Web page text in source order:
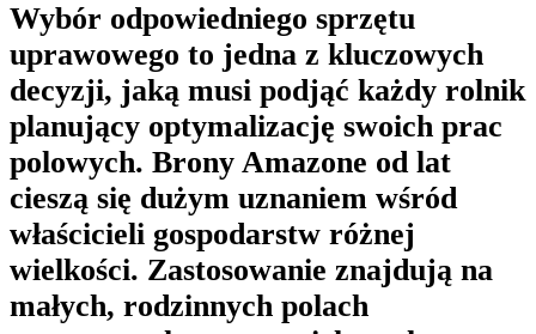
Wybór odpowiedniego sprzętu
uprawowego to jedna z kluczowych
decyzji, jaką musi podjąć każdy rolnik
planujący optymalizację swoich prac
polowych. Brony Amazone od lat
cieszą się dużym uznaniem wśród
właścicieli gospodarstw różnej
wielkości. Zastosowanie znajdują na
małych, rodzinnych polach